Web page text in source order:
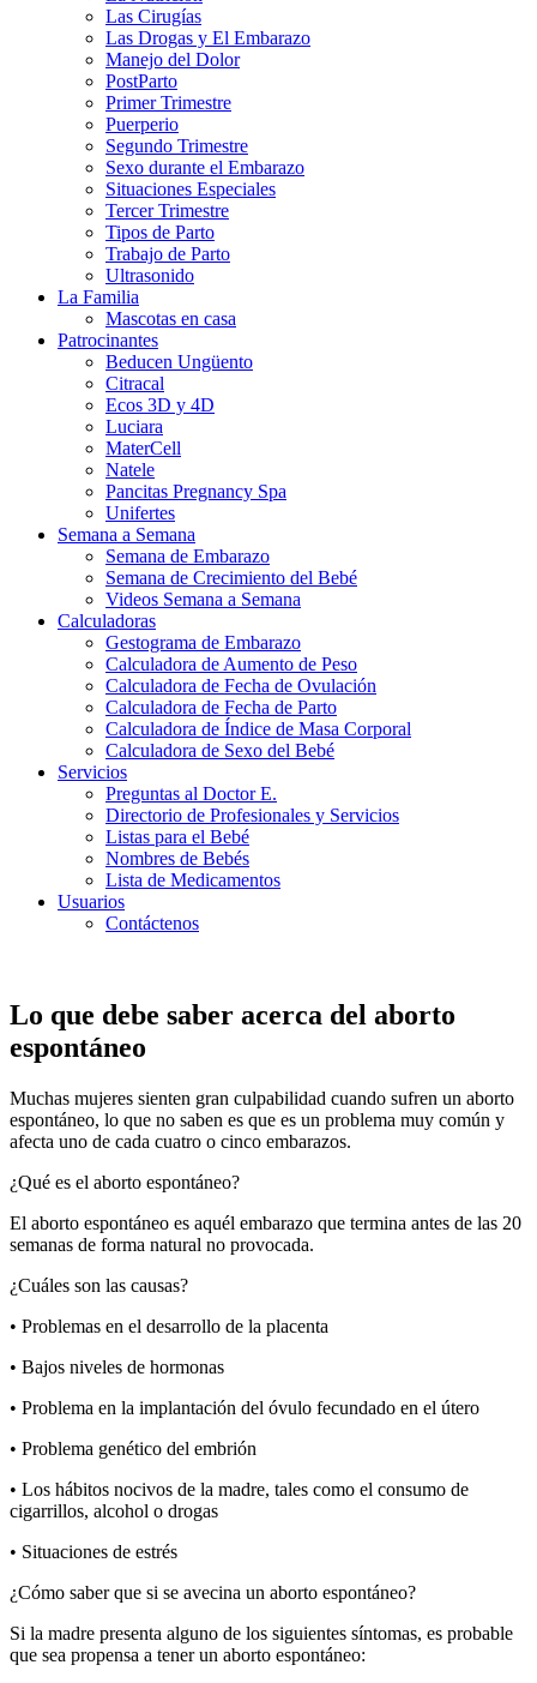
Las Cirugías
Las Drogas y El Embarazo
Manejo del Dolor
PostParto
Primer Trimestre
Puerperio
Segundo Trimestre
Sexo durante el Embarazo
Situaciones Especiales
Tercer Trimestre
Tipos de Parto
Trabajo de Parto
Ultrasonido
La Familia
Mascotas en casa
Patrocinantes
Beducen Ungüento
Citracal
Ecos 3D y 4D
Luciara
MaterCell
Natele
Pancitas Pregnancy Spa
Unifertes
Semana a Semana
Semana de Embarazo
Semana de Crecimiento del Bebé
Videos Semana a Semana
Calculadoras
Gestograma de Embarazo
Calculadora de Aumento de Peso
Calculadora de Fecha de Ovulación
Calculadora de Fecha de Parto
Calculadora de Índice de Masa Corporal
Calculadora de Sexo del Bebé
Servicios
Preguntas al Doctor E.
Directorio de Profesionales y Servicios
Listas para el Bebé
Nombres de Bebés
Lista de Medicamentos
Usuarios
Contáctenos
Lo que debe saber acerca del aborto
espontáneo
Muchas mujeres sienten gran culpabilidad cuando sufren un aborto
espontáneo, lo que no saben es que es un problema muy común y
afecta uno de cada cuatro o cinco embarazos.
¿Qué es el aborto espontáneo?
El aborto espontáneo es aquél embarazo que termina antes de las 20
semanas de forma natural no provocada.
¿Cuáles son las causas?
• Problemas en el desarrollo de la placenta
• Bajos niveles de hormonas
• Problema en la implantación del óvulo fecundado en el útero
• Problema genético del embrión
• Los hábitos nocivos de la madre, tales como el consumo de
cigarrillos, alcohol o drogas
• Situaciones de estrés
¿Cómo saber que si se avecina un aborto espontáneo?
Si la madre presenta alguno de los siguientes síntomas, es probable
que sea propensa a tener un aborto espontáneo: